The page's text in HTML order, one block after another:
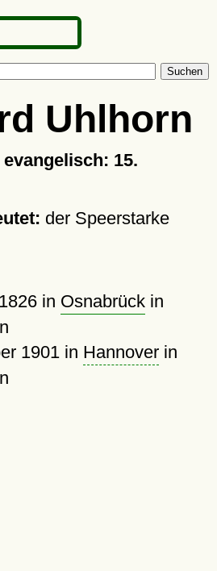
Suchen
Uhlhorn
15.
der Speerstarke
in Osnabrückin
1901in Hannoverin